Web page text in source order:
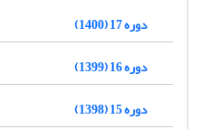
دوره 17 (1400)
دوره 16 (1399)
دوره 15 (1398)